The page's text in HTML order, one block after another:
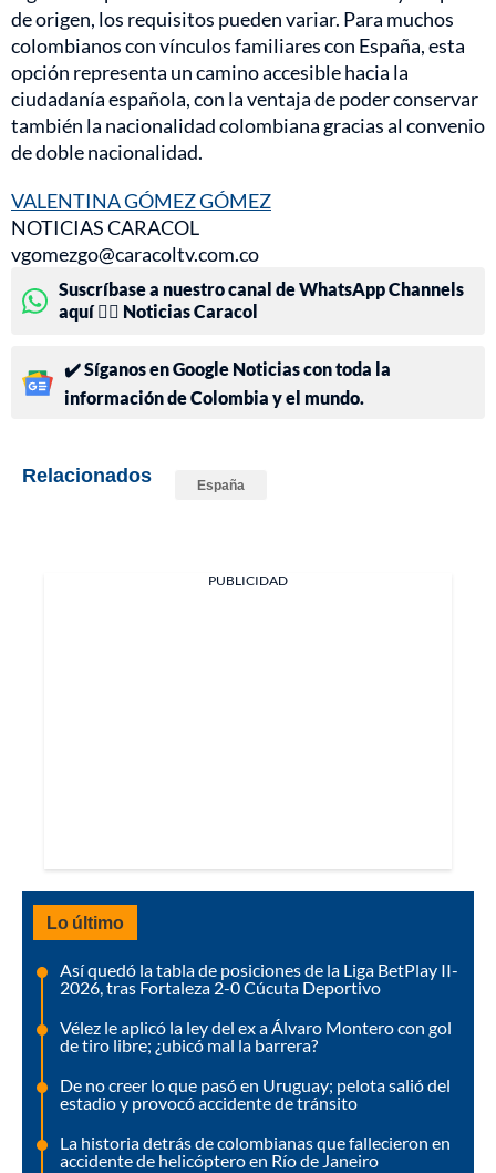
de origen, los requisitos pueden variar. Para muchos
colombianos con vínculos familiares con España, esta
opción representa un camino accesible hacia la
ciudadanía española, con la ventaja de poder conservar
también la nacionalidad colombiana gracias al convenio
de doble nacionalidad.
VALENTINA GÓMEZ GÓMEZ
NOTICIAS CARACOL
vgomezgo@caracoltv.com.co
Suscríbase a nuestro canal de WhatsApp Channels
aquí 👉🏻 Noticias Caracol
✔️ Síganos en Google Noticias con toda la
información de Colombia y el mundo.
Relacionados España
PUBLICIDAD
Lo último
Así quedó la tabla de posiciones de la Liga BetPlay II-
2026, tras Fortaleza 2-0 Cúcuta Deportivo
Vélez le aplicó la ley del ex a Álvaro Montero con gol
de tiro libre; ¿ubicó mal la barrera?
De no creer lo que pasó en Uruguay; pelota salió del
estadio y provocó accidente de tránsito
La historia detrás de colombianas que fallecieron en
accidente de helicóptero en Río de Janeiro